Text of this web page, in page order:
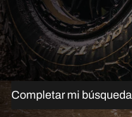
Completar mi búsqueda